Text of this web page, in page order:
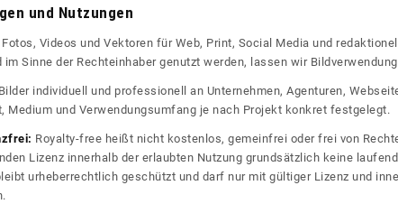
und Nutzungen
Videos und Vektoren für Web, Print, Social Media und
Sinne der Rechteinhaber genutzt werden, lassen wir
individuell und professionell an Unternehmen, Agenturen,
Medium und Verwendungsumfang je nach Projekt konkret festgelegt.
Royalty-free heißt nicht kostenlos, gemeinfrei oder frei von
Lizenz innerhalb der erlaubten Nutzung grundsätzlich keine
urheberrechtlich geschützt und darf nur mit gültiger Lizenz und